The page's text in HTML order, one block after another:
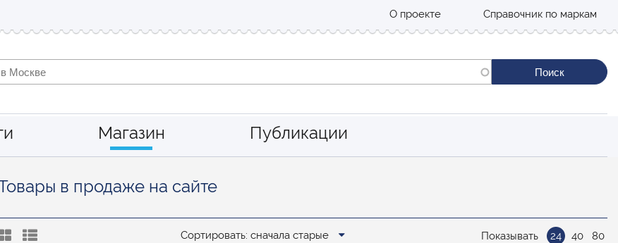
О проекте Справочник по маркам
Магазин Публикации
в продаже на сайте
Сортировать: сначала старые Показывать 24 40 80